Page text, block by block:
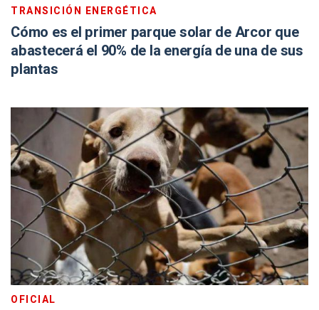
TRANSICIÓN ENERGÉTICA
Cómo es el primer parque solar de Arcor que
abastecerá el 90% de la energía de una de sus
plantas
OFICIAL